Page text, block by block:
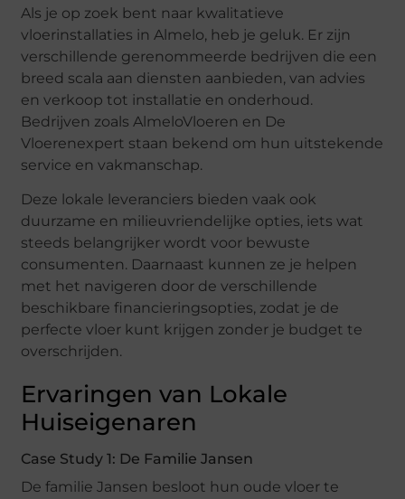
Als je op zoek bent naar kwalitatieve
vloerinstallaties in Almelo, heb je geluk. Er zijn
verschillende gerenommeerde bedrijven die een
breed scala aan diensten aanbieden, van advies
en verkoop tot installatie en onderhoud.
Bedrijven zoals AlmeloVloeren en De
Vloerenexpert staan bekend om hun uitstekende
service en vakmanschap.
Deze lokale leveranciers bieden vaak ook
duurzame en milieuvriendelijke opties, iets wat
steeds belangrijker wordt voor bewuste
consumenten. Daarnaast kunnen ze je helpen
met het navigeren door de verschillende
beschikbare financieringsopties, zodat je de
perfecte vloer kunt krijgen zonder je budget te
overschrijden.
Ervaringen van Lokale
Huiseigenaren
Case Study 1: De Familie Jansen
De familie Jansen besloot hun oude vloer te